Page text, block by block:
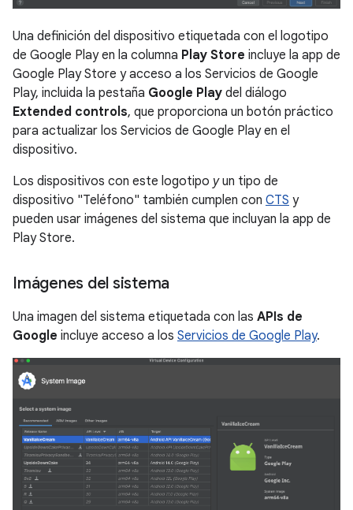
Una definición del dispositivo etiquetada con el logotipo
de Google Play en la columna Play Store incluye la app de
Google Play Store y acceso a los Servicios de Google
Play, incluida la pestaña Google Play del diálogo
Extended controls, que proporciona un botón práctico
para actualizar los Servicios de Google Play en el
dispositivo.
Los dispositivos con este logotipo yun tipo de
dispositivo "Teléfono" también cumplen con CTS y
pueden usar imágenes del sistema que incluyan la app de
Play Store.
Imágenes del sistema
Una imagen del sistema etiquetada con las APIs de
Google incluye acceso a los Servicios de Google Play.